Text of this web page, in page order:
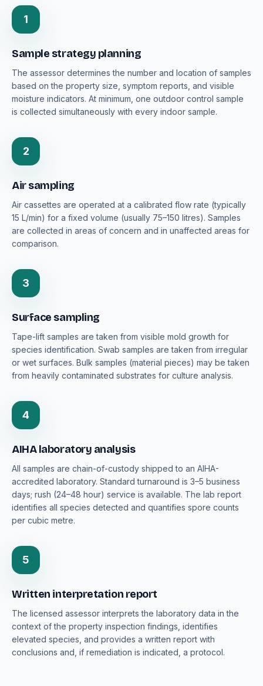
1
Sample strategy planning
The assessor determines the number and location of samples
based on the property size, symptom reports, and visible
moisture indicators. At minimum, one outdoor control sample
is collected simultaneously with every indoor sample.
2
Air sampling
Air cassettes are operated at a calibrated flow rate (typically
15 L/min) for a fixed volume (usually 75–150 litres). Samples
are collected in areas of concern and in unaffected areas for
comparison.
3
Surface sampling
Tape-lift samples are taken from visible mold growth for
species identification. Swab samples are taken from irregular
or wet surfaces. Bulk samples (material pieces) may be taken
from heavily contaminated substrates for culture analysis.
4
AIHA laboratory analysis
All samples are chain-of-custody shipped to an AIHA-
accredited laboratory. Standard turnaround is 3–5 business
days; rush (24–48 hour) service is available. The lab report
identifies all species detected and quantifies spore counts
per cubic metre.
5
Written interpretation report
The licensed assessor interprets the laboratory data in the
context of the property inspection findings, identifies
elevated species, and provides a written report with
conclusions and, if remediation is indicated, a protocol.